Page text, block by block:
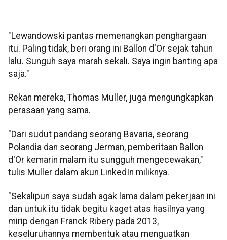
"Lewandowski pantas memenangkan penghargaan
itu. Paling tidak, beri orang ini Ballon d'Or sejak tahun
lalu. Sunguh saya marah sekali. Saya ingin banting apa
saja."
Rekan mereka, Thomas Muller, juga mengungkapkan
perasaan yang sama.
"Dari sudut pandang seorang Bavaria, seorang
Polandia dan seorang Jerman, pemberitaan Ballon
d'Or kemarin malam itu sungguh mengecewakan,"
tulis Muller dalam akun LinkedIn miliknya.
"Sekalipun saya sudah agak lama dalam pekerjaan ini
dan untuk itu tidak begitu kaget atas hasilnya yang
mirip dengan Franck Ribery pada 2013,
keseluruhannya membentuk atau menguatkan